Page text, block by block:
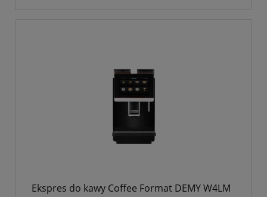
Ekspres do kawy Coffee Format DEMY W4LM